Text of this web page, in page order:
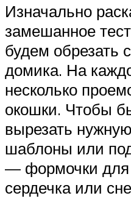
Изначально
замешанное
будем обрезать
домика. На
несколько
окошки. Чтобы
вырезать
шаблоны или
— формочки для
сердечка или